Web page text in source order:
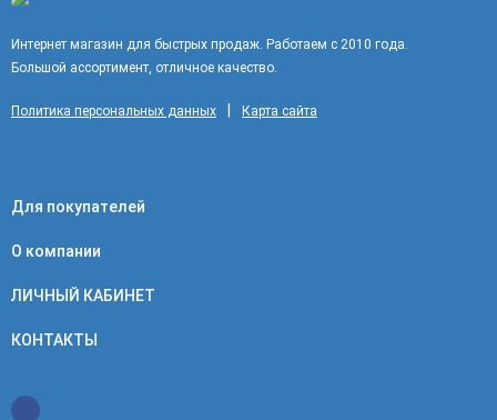
Интернет магазин для быстрых продаж. Работаем с 2010 года.
Большой ассортимент, отличное качество.
Политика персональных данных Карта сайта
Для покупателей
О компании
ЛИЧНЫЙ КАБИНЕТ
КОНТАКТЫ